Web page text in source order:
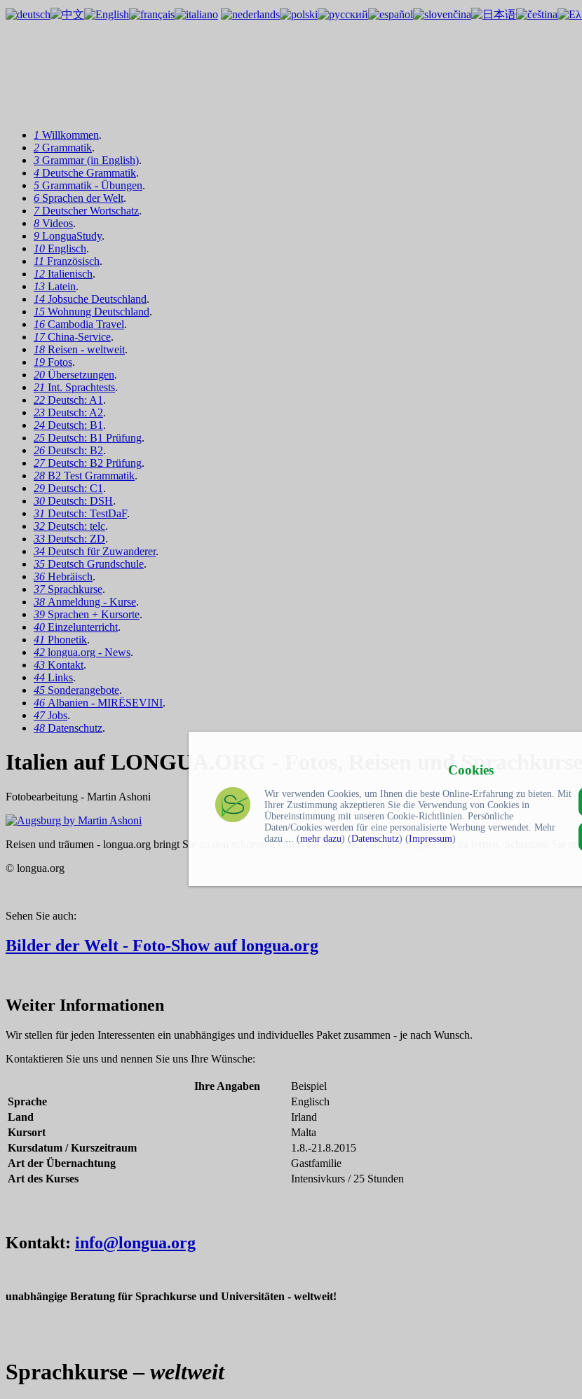
1 Willkommen.
2 Grammatik.
3 Grammar (in English).
4 Deutsche Grammatik.
5 Grammatik - Übungen.
6 Sprachen der Welt.
7Deutscher Wortschatz.
8 Videos.
9 LonguaStudy.
10 Englisch.
11 Französisch.
12 Italienisch.
13 Latein.
14 Jobsuche Deutschland.
15 Wohnung Deutschland.
16 Cambodia Travel.
17China-Service.
18 Reisen - weltweit.
19 Fotos.
20 Übersetzungen.
21 Int. Sprachtests.
22 Deutsch: A1 .
23 Deutsch: A2.
24 Deutsch: B1 .
25 Deutsch: B1 Prüfung.
26 Deutsch: B2.
27Deutsch: B2 Prüfung.
28 B2 Test Grammatik.
29 Deutsch: C1 .
30 Deutsch: DSH.
31 Deutsch: TestDaF.
32 Deutsch: telc.
33 Deutsch: ZD.
34 Deutsch für Zuwanderer.
35 Deutsch Grundschule.
36 Hebräisch.
37 Sprachkurse.
38 Anmeldung - Kurse.
39 Sprachen + Kursorte.
40 Einzelunterricht.
41 Phonetik.
42 longua.org - News.
43 Kontakt.
44 Links.
45 Sonderangebote.
46 Albanien - MIRËSEVINI.
47Jobs.
48 Datenschutz.
Cookies
Wir verwenden Cookies, um Ihnen die beste Online-Erfahrung zu bieten. Mit
Ihrer Zustimmung akzeptieren Sie die Verwendung von Cookies in
Übereinstimmung mit unseren Cookie-Richtlinien. Persönliche
Daten/Cookies werden für eine personalisierte Werbung verwendet. Mehr
dazu ... (mehr dazu) (Datenschutz) (Impressum)
Italien auf LONGUA.ORG - Fotos, Reisen und Sprachkurse
Fotobearbeitung - Martin Ashoni
Reisen und träumen - longua.org bringt Sie zu den schönsten Orten der Welt und hilft Ihnen Sprachen zu lernen. Schreiben Sie uns!
© longua.org
Sehen Sie auch:
Bilder der Welt - Foto-Show auf longua.org
Weiter Informationen
Wir stellen für jeden Interessenten ein unabhängiges und individuelles Paket zusammen - je nach Wunsch.
Kontaktieren Sie uns und nennen Sie uns Ihre Wünsche:
Ihre Angaben
Beispiel
Sprache
Englisch
Land
Irland
Kursort
Malta
Kursdatum / Kurszeitraum
1.8.-21.8.2015
Art der Übernachtung
Gastfamilie
Art des Kurses
Intensivkurs / 25 Stunden
Kontakt: info@longua.org
unabhängige Beratung für Sprachkurse und Universitäten - weltweit!
Sprachkurse –weltweit